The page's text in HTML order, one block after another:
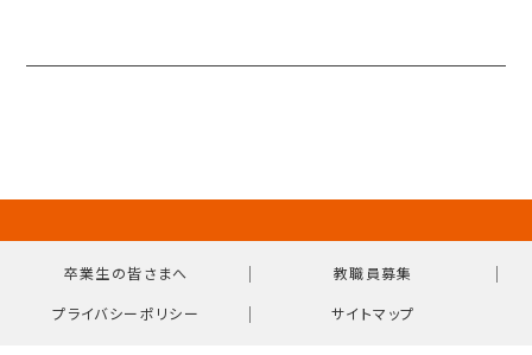
卒業生の皆さまへ ｜ 教職員募集 ｜
プライバシーポリシー ｜ サイトマップ